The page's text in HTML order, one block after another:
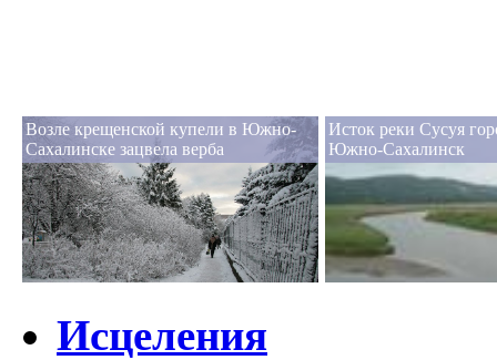
Возле крещенской купели в Южно-
Сахалинске зацвела верба
Исток реки Сусуя
Южно-Сахалинск
Исцеления